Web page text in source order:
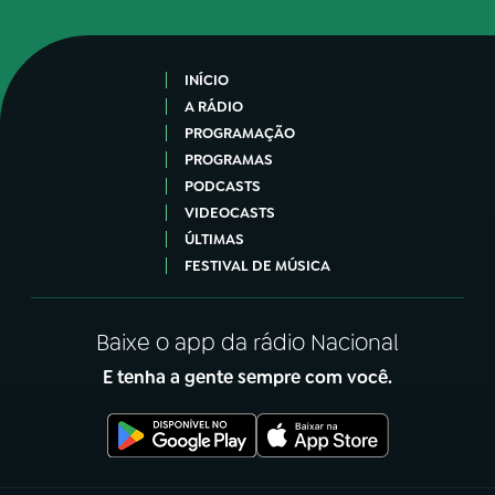
INÍCIO
A RÁDIO
PROGRAMAÇÃO
PROGRAMAS
PODCASTS
VIDEOCASTS
ÚLTIMAS
FESTIVAL DE MÚSICA
Baixe o app da rádio Nacional
E tenha a gente sempre com você.